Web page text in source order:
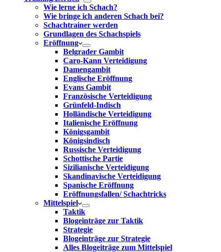
Wie lerne ich Schach?
Wie bringe ich anderen Schach bei?
Schachtrainer werden
Grundlagen des Schachspiels
Eröffnung
Belgrader Gambit
Caro-Kann Verteidigung
Damengambit
Englische Eröffnung
Evans Gambit
Französische Verteidigung
Grünfeld-Indisch
Holländische Verteidigung
Italienische Eröffnung
Königsgambit
Königsindisch
Russische Verteidigung
Schottische Partie
Sizilianische Verteidigung
Skandinavische Verteidigung
Spanische Eröffnung
Eröffnungsfallen/ Schachtricks
Mittelspiel
Taktik
Blogeinträge zur Taktik
Strategie
Blogeinträge zur Strategie
Alles Blogeiträge zum Mittelspiel